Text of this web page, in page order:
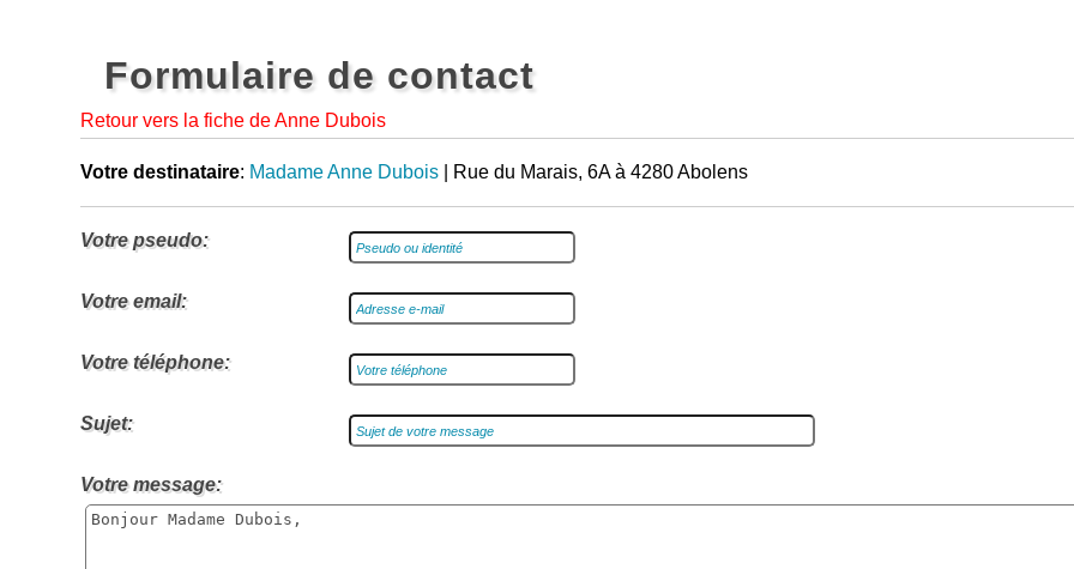
Formulaire de contact
Retour vers la fiche de Anne Dubois
Votre destinataire: Madame Anne Dubois | Rue du Marais, 6A à 4280 Abolens
Votre pseudo:
Votre email:
Votre téléphone:
Sujet:
Votre message: